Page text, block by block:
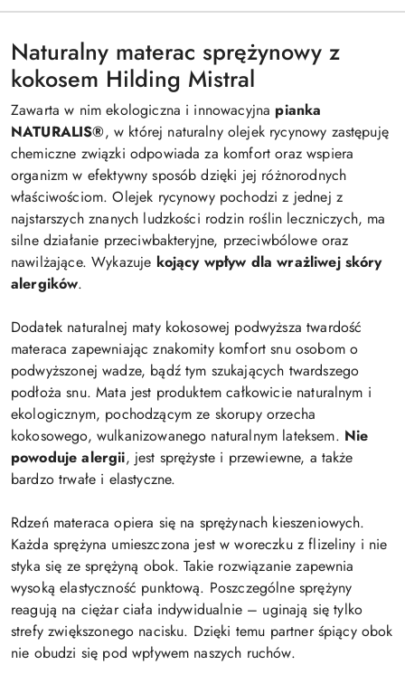
Naturalny materac sprężynowy z
kokosem Hilding Mistral
Zawarta w nim ekologiczna i innowacyjna pianka
NATURALIS®, w której naturalny olejek rycynowy zastępuję
chemiczne związki odpowiada za komfort oraz wspiera
organizm w efektywny sposób dzięki jej różnorodnych
właściwościom. Olejek rycynowy pochodzi z jednej z
najstarszych znanych ludzkości rodzin roślin leczniczych, ma
silne działanie przeciwbakteryjne, przeciwbólowe oraz
nawilżające. Wykazuje kojący wpływ dla wrażliwej skóry
alergików.
Dodatek naturalnej maty kokosowej podwyższa twardość
materaca zapewniając znakomity komfort snu osobom o
podwyższonej wadze, bądź tym szukających twardszego
podłoża snu. Mata jest produktem całkowicie naturalnym i
ekologicznym, pochodzącym ze skorupy orzecha
kokosowego, wulkanizowanego naturalnym lateksem. Nie
powoduje alergii, jest sprężyste i przewiewne, a także
bardzo trwałe i elastyczne.
Rdzeń materaca opiera się na sprężynach kieszeniowych.
Każda sprężyna umieszczona jest w woreczku z flizeliny i nie
styka się ze sprężyną obok. Takie rozwiązanie zapewnia
wysoką elastyczność punktową. Poszczególne sprężyny
reagują na ciężar ciała indywidualnie – uginają się tylko
strefy zwiększonego nacisku. Dzięki temu partner śpiący obok
nie obudzi się pod wpływem naszych ruchów.